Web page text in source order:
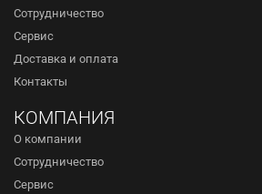
Сотрудничество
Сервис
Доставка и оплата
Контакты
КОМПАНИЯ
О компании
Сотрудничество
Сервис